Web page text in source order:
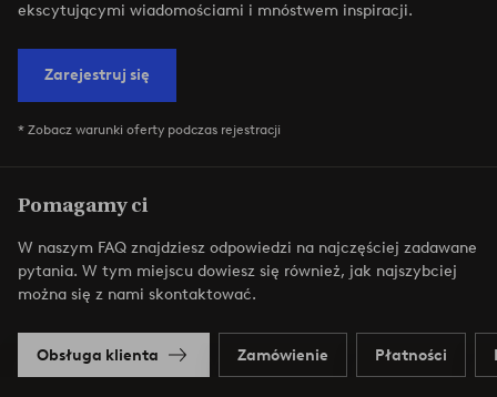
ekscytującymi wiadomościami i mnóstwem inspiracji.
Zarejestruj się
* Zobacz warunki oferty podczas rejestracji
Pomagamy ci
W naszym FAQ znajdziesz odpowiedzi na najczęściej zadawane
pytania. W tym miejscu dowiesz się również, jak najszybciej
można się z nami skontaktować.
Obsługa klienta Zamówienie Płatności